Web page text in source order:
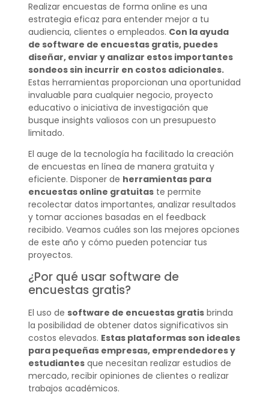
Realizar encuestas de forma online es una
estrategia eficaz para entender mejor a tu
audiencia, clientes o empleados. Con la ayuda
de software de encuestas gratis, puedes
diseñar, enviar y analizar estos importantes
sondeos sin incurrir en costos adicionales.
Estas herramientas proporcionan una oportunidad
invaluable para cualquier negocio, proyecto
educativo o iniciativa de investigación que
busque insights valiosos con un presupuesto
limitado.
El auge de la tecnología ha facilitado la creación
de encuestas en línea de manera gratuita y
eficiente. Disponer de herramientas para
encuestas online gratuitaste permite
recolectar datos importantes, analizar resultados
y tomar acciones basadas en el feedback
recibido. Veamos cuáles son las mejores opciones
de este año y cómo pueden potenciar tus
proyectos.
¿Por qué usar software de
encuestas gratis?
El uso de software de encuestas gratisbrinda
la posibilidad de obtener datos significativos sin
costos elevados. Estas plataformas son ideales
para pequeñas empresas, emprendedores y
estudiantesque necesitan realizar estudios de
mercado, recibir opiniones de clientes o realizar
trabajos académicos.